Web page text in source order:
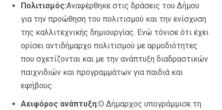
Πολιτισμός:Αναφέρθηκε στις δράσεις του Δήμου
για την προώθηση του πολιτισμού και την ενίσχυση
της καλλιτεχνικής δημιουργίας. Ενώ τόνισε ότι έχει
ορίσει αντιδήμαρχο πολιτισμού με αρμοδιότητες
που σχετίζονται και με την ανάπτυξη διαδραστικών
παιχνιδιών και προγραμμάτων για παιδιά και
εφήβους.
Αειφόρος ανάπτυξη:Ο Δήμαρχος υπογράμμισε τη